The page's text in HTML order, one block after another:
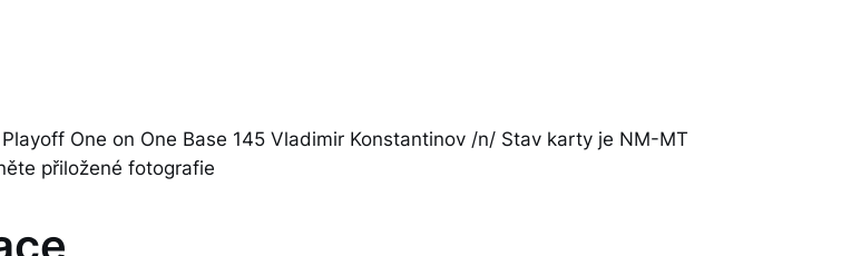
One on One Base 145 Vladimir Konstantinov /n/ Stav karty je NM-MT
přiložené fotografie